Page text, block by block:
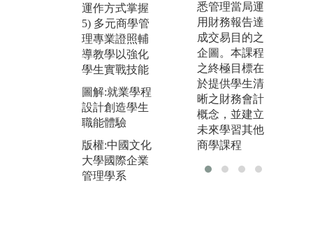
運作方式掌握
5) 多元商學管
理專業證照輔
導教學以強化
學生實戰技能
圖解:就業學程
設計創造學生
職能體驗
版權:中國文化
大學國際企業
管理學系
強化團隊合
作、整合能
力、問題解決
能力、簡報溝
通能力等。同
時透過系上競
賽活動安排，
讓同學之間互
相學習激勵。
圖解:專題指導
讓學生從做中
悉管理當局運
用財務報告達
成交易目的之
企圖。本課程
之終極目標在
於提供學生清
晰之財務會計
概念，並建立
未來學習其他
商學課程